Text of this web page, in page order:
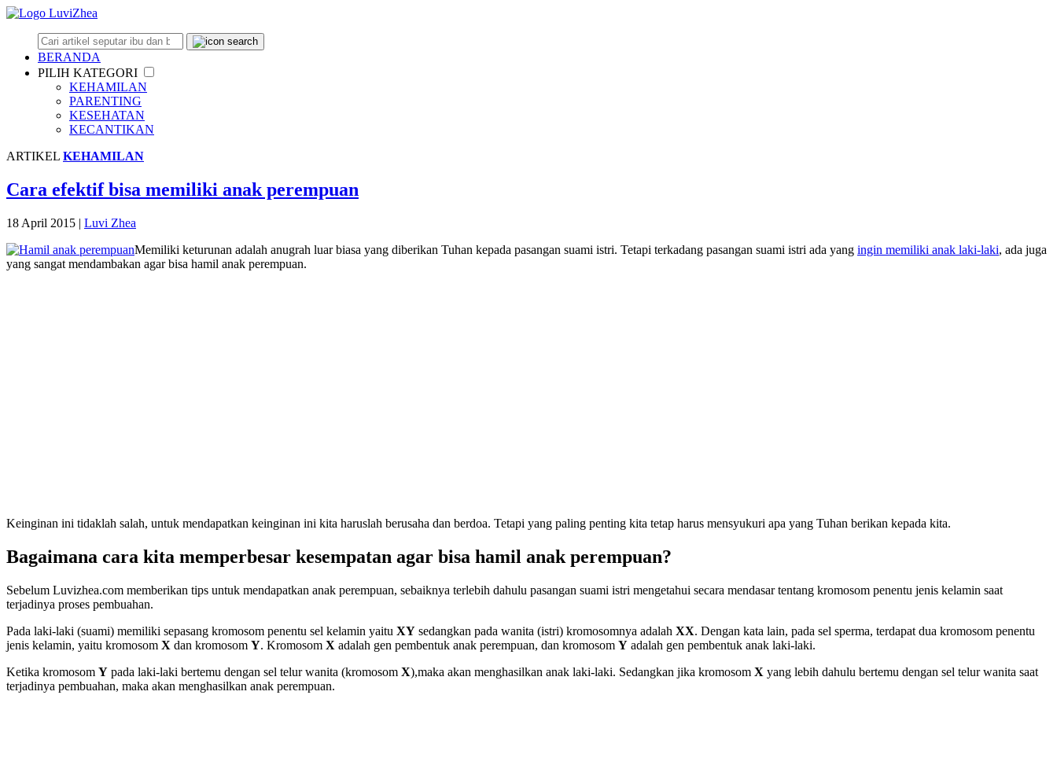
BERANDA
PILIH KATEGORI
KEHAMILAN
PARENTING
KESEHATAN
KECANTIKAN
ARTIKEL KEHAMILAN
Cara efektif bisa memiliki anak perempuan
18 April 2015 | Luvi Zhea
Memiliki keturunan adalah anugrah luar biasa yang diberikan Tuhan kepada pasangan suami istri. Tetapi terkadang pasangan suami istri ada yang ingin memiliki anak laki-laki, ada juga
yang sangat mendambakan agar bisa hamil anak perempuan.
Keinginan ini tidaklah salah, untuk mendapatkan keinginan ini kita haruslah berusaha dan berdoa. Tetapi yang paling penting kita tetap harus mensyukuri apa yang Tuhan berikan kepada kita.
Bagaimana cara kita memperbesar kesempatan agar bisa hamil anak perempuan?
Sebelum Luvizhea.com memberikan tips untuk mendapatkan anak perempuan, sebaiknya terlebih dahulu pasangan suami istri mengetahui secara mendasar tentang kromosom penentu jenis kelamin saat
terjadinya proses pembuahan.
Pada laki-laki (suami) memiliki sepasang kromosom penentu sel kelamin yaitu XY sedangkan pada wanita (istri) kromosomnya adalah XX. Dengan kata lain, pada sel sperma, terdapat dua kromosom penentu
jenis kelamin, yaitu kromosom X dan kromosom Y. Kromosom X adalah gen pembentuk anak perempuan, dan kromosom Y adalah gen pembentuk anak laki-laki.
Ketika kromosom Y pada laki-laki bertemu dengan sel telur wanita (kromosom X),maka akan menghasilkan anak laki-laki. Sedangkan jika kromosom X yang lebih dahulu bertemu dengan sel telur wanita saat
terjadinya pembuahan, maka akan menghasilkan anak perempuan.